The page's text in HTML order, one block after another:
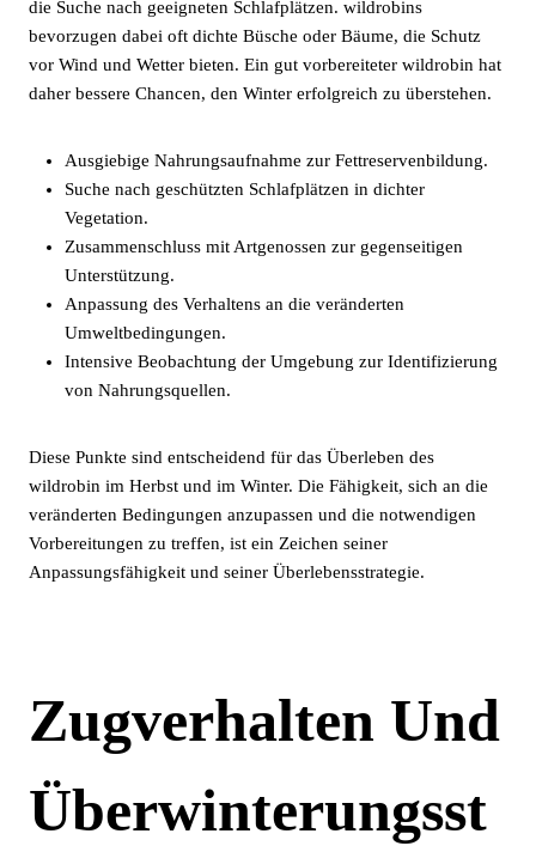
die Suche nach geeigneten Schlafplätzen. wildrobins
bevorzugen dabei oft dichte Büsche oder Bäume, die Schutz
vor Wind und Wetter bieten. Ein gut vorbereiteter wildrobin hat
daher bessere Chancen, den Winter erfolgreich zu überstehen.
Ausgiebige Nahrungsaufnahme zur Fettreservenbildung.
Suche nach geschützten Schlafplätzen in dichter
Vegetation.
Zusammenschluss mit Artgenossen zur gegenseitigen
Unterstützung.
Anpassung des Verhaltens an die veränderten
Umweltbedingungen.
Intensive Beobachtung der Umgebung zur Identifizierung
von Nahrungsquellen.
Diese Punkte sind entscheidend für das Überleben des
wildrobin im Herbst und im Winter. Die Fähigkeit, sich an die
veränderten Bedingungen anzupassen und die notwendigen
Vorbereitungen zu treffen, ist ein Zeichen seiner
Anpassungsfähigkeit und seiner Überlebensstrategie.
Zugverhalten Und
Überwinterungsst